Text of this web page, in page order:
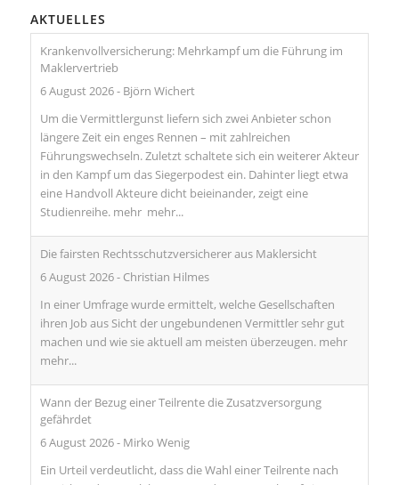
AKTUELLES
Krankenvollversicherung: Mehrkampf um die Führung im
Maklervertrieb
6 August 2026- Björn Wichert
Um die Vermittlergunst liefern sich zwei Anbieter schon
längere Zeit ein enges Rennen – mit zahlreichen
Führungswechseln. Zuletzt schaltete sich ein weiterer Akteur
in den Kampf um das Siegerpodest ein. Dahinter liegt etwa
eine Handvoll Akteure dicht beieinander, zeigt eine
Studienreihe. mehr mehr...
Die fairsten Rechtsschutzversicherer aus Maklersicht
6 August 2026- Christian Hilmes
In einer Umfrage wurde ermittelt, welche Gesellschaften
ihren Job aus Sicht der ungebundenen Vermittler sehr gut
machen und wie sie aktuell am meisten überzeugen. mehr
mehr...
Wann der Bezug einer Teilrente die Zusatzversorgung
gefährdet
6 August 2026- Mirko Wenig
Ein Urteil verdeutlicht, dass die Wahl einer Teilrente nach